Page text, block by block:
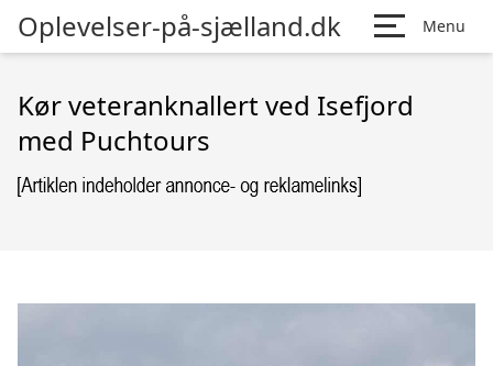
Oplevelser-på-sjælland.dk Menu
Kør veteranknallert ved Isefjord
med Puchtours